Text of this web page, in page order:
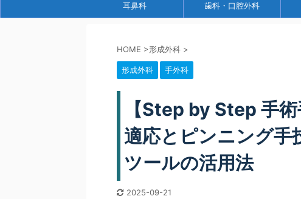
耳鼻科 歯科・口腔外科
HOME >形成外科 >
形成外科 手外科
【Step by Step 手
適応とピンニング
ツールの活用法
2025-09-21